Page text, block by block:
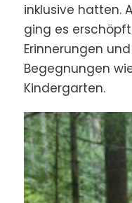
inklusive hatten.
ging es
Erinnerungen
Begegnungen
Kindergarten.